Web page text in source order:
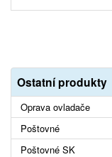
Ostatní produkty
Oprava ovladače
Poštovné
Poštovné SK